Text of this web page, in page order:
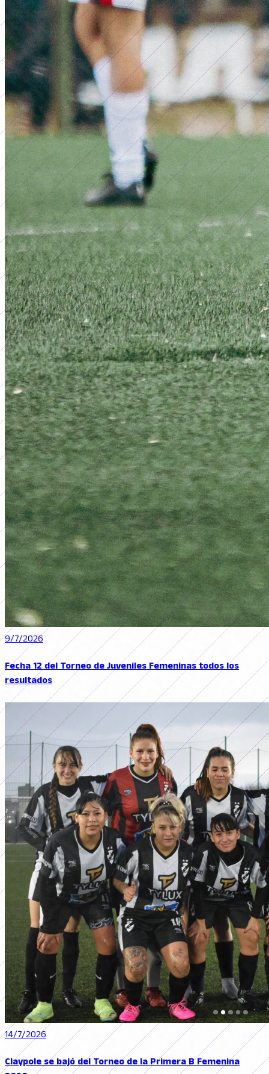
9/7/2026
Fecha 12 del Torneo de Juveniles Femeninas todos los
resultados
14/7/2026
Claypole se bajó del Torneo de la Primera B Femenina